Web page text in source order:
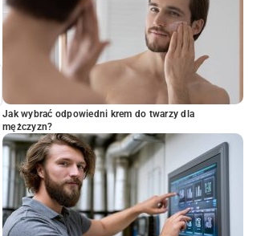
Jak wybrać odpowiedni krem do twarzy dla
mężczyzn?